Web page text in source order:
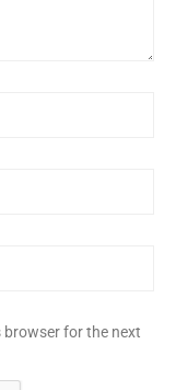
browser for the next